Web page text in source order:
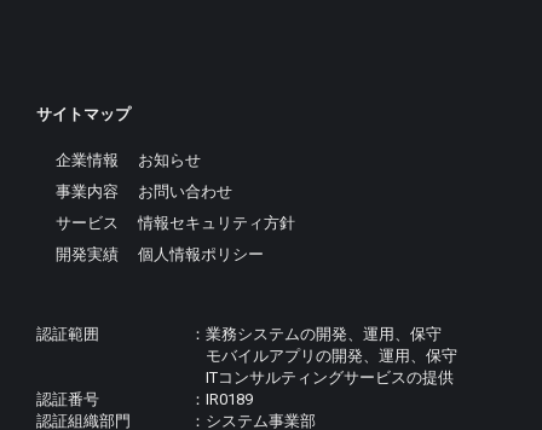
サイトマップ
企業情報
事業内容
サービス
開発実績
お知らせ
お問い合わせ
情報セキュリティ方針
個人情報ポリシー
認証範囲
業務システムの開発、運用、保守
モバイルアプリの開発、運用、保守
ITコンサルティングサービスの提供
認証番号
IR0189
認証組織部門
システム事業部